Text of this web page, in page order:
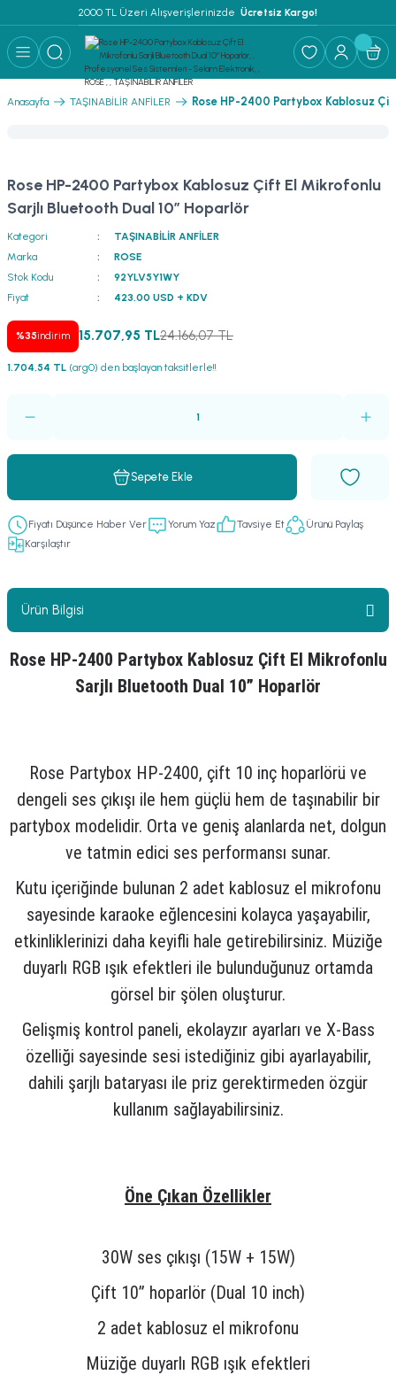
2000 TL Üzeri Alışverişlerinizde Ücretsiz Kargo!
Geri Dön
Geri Dön
Geri Dön
Hoparlörler
Devre Mebran
Geri Dön
Mikrofonları
Sistemleri
Geri Dön
Geri Dön
Paketleri
Geri Dön
Sistemler
Mikrofonlar
Geri Dön
PAKET
Geri Dön
Pako Şalter
Paketleri
Anasayfa TAŞINABİLİR ANFİLER Rose HP-2400 Partybox Kablosuz
Rose HP-2400 Partybox Kablosuz Çift El Mikrofonlu
Sarjlı Bluetooth Dual 10” Hoparlör
Kategori
TAŞINABİLİR ANFİLER
Marka
ROSE
Stok Kodu
92YLV5Y1WY
Fiyat
423,00 USD + KDV
%35indirim 15.707,95 TL24.166,07 TL
1.704,54 TL (arg0) den başlayan taksitlerle!!
Sepete Ekle
Fiyatı Düşünce Haber Ver Yorum Yaz Tavsiye Et
Ürünü Paylaş
Karşılaştır
Ürün Bilgisi
Rose HP-2400 Partybox Kablosuz Çift El Mikrofonlu
Sarjlı Bluetooth Dual 10” Hoparlör
Rose Partybox HP-2400, çift 10 inç hoparlörü ve
dengeli ses çıkışı ile hem güçlü hem de taşınabilir bir
partybox modelidir. Orta ve geniş alanlarda net, dolgun
ve tatmin edici ses performansı sunar.
Kutu içeriğinde bulunan 2 adet kablosuz el mikrofonu
sayesinde karaoke eğlencesini kolayca yaşayabilir,
etkinliklerinizi daha keyifli hale getirebilirsiniz. Müziğe
duyarlı RGB ışık efektleri ile bulunduğunuz ortamda
görsel bir şölen oluşturur.
Gelişmiş kontrol paneli, ekolayzır ayarları ve X-Bass
özelliği sayesinde sesi istediğiniz gibi ayarlayabilir,
dahili şarjlı bataryası ile priz gerektirmeden özgür
kullanım sağlayabilirsiniz.
Öne Çıkan Özellikler
30W ses çıkışı (15W + 15W)
Çift 10” hoparlör (Dual 10 inch)
2 adet kablosuz el mikrofonu
Müziğe duyarlı RGB ışık efektleri